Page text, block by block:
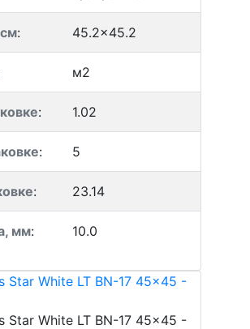
: 45.2x45.2
м2
: 1.02
: 5
: 23.14
мм: 10.0
Star White LT BN-17 45x45 -
Star White LT BN-17 45x45 -